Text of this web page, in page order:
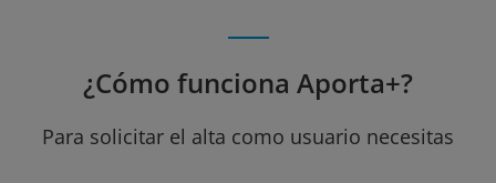
¿Cómo funciona Aporta+?
Para solicitar el alta como usuario necesitas